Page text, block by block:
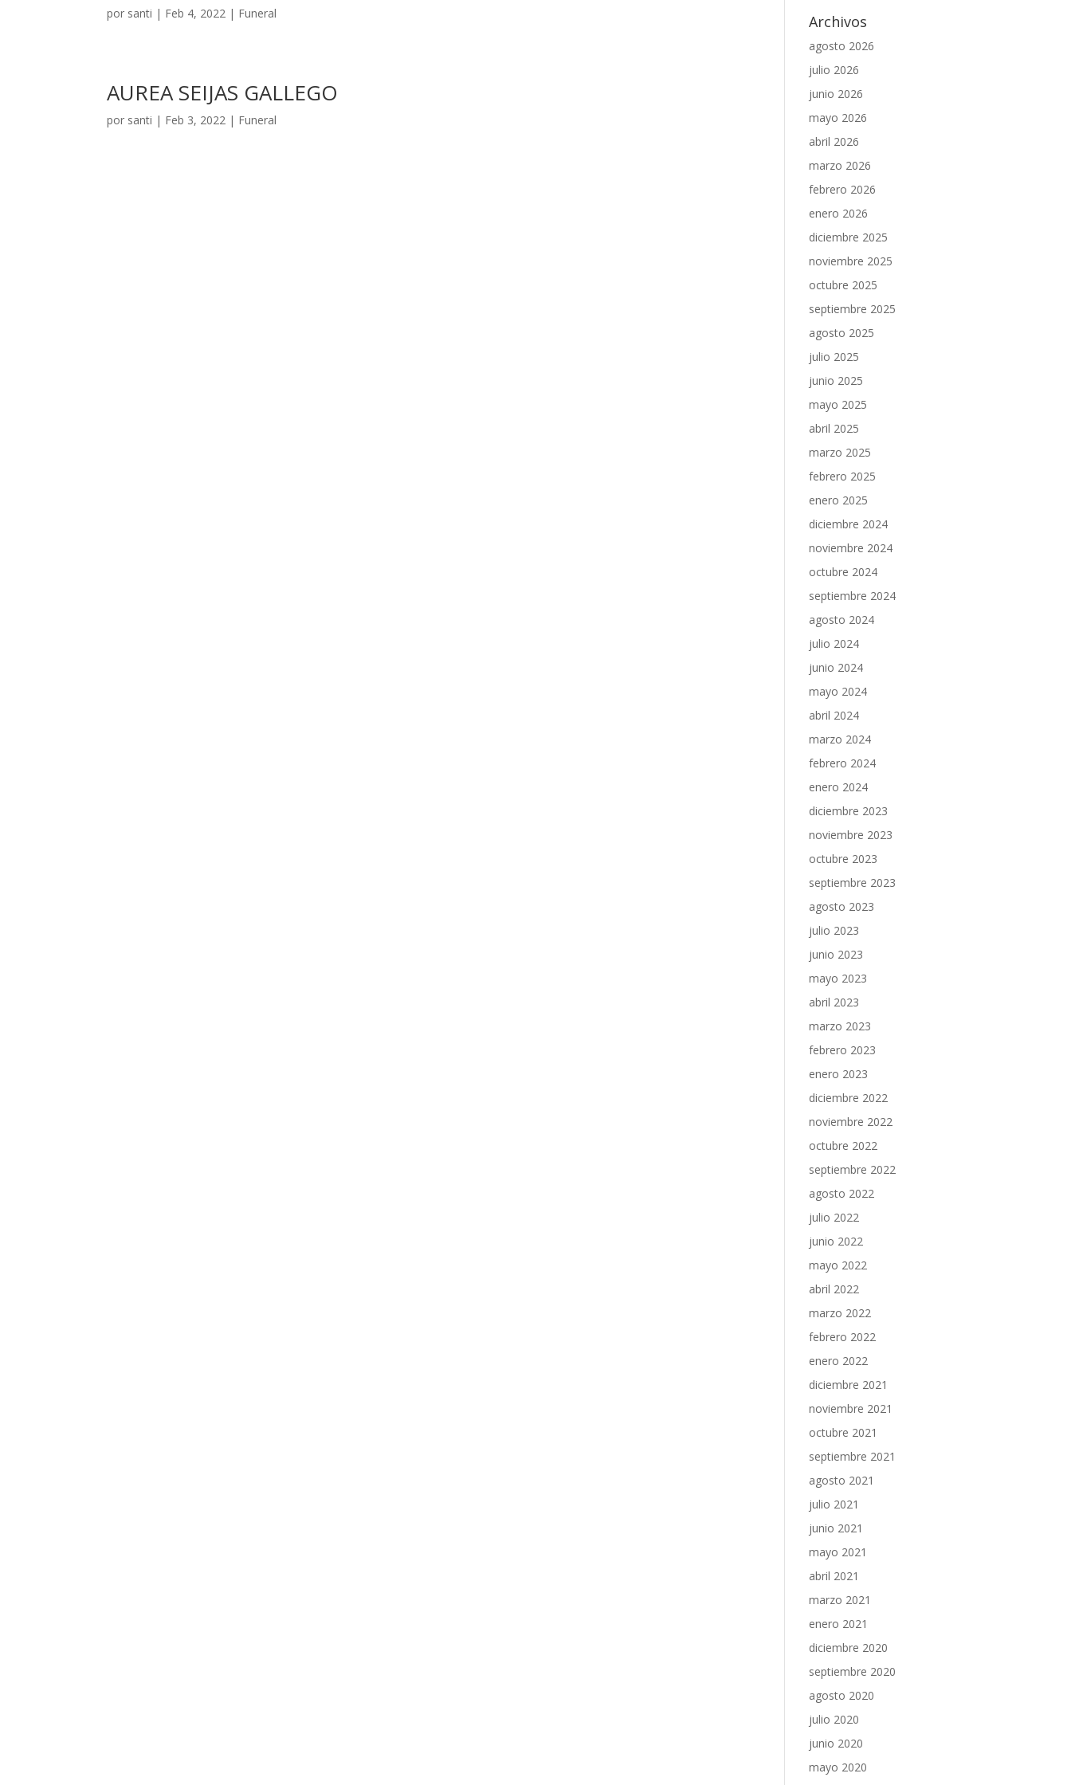
por santi | Feb 4, 2022 | Funeral
AUREA SEIJAS GALLEGO
por santi | Feb 3, 2022 | Funeral
Archivos
agosto 2026
julio 2026
junio 2026
mayo 2026
abril 2026
marzo 2026
febrero 2026
enero 2026
diciembre 2025
noviembre 2025
octubre 2025
septiembre 2025
agosto 2025
julio 2025
junio 2025
mayo 2025
abril 2025
marzo 2025
febrero 2025
enero 2025
diciembre 2024
noviembre 2024
octubre 2024
septiembre 2024
agosto 2024
julio 2024
junio 2024
mayo 2024
abril 2024
marzo 2024
febrero 2024
enero 2024
diciembre 2023
noviembre 2023
octubre 2023
septiembre 2023
agosto 2023
julio 2023
junio 2023
mayo 2023
abril 2023
marzo 2023
febrero 2023
enero 2023
diciembre 2022
noviembre 2022
octubre 2022
septiembre 2022
agosto 2022
julio 2022
junio 2022
mayo 2022
abril 2022
marzo 2022
febrero 2022
enero 2022
diciembre 2021
noviembre 2021
octubre 2021
septiembre 2021
agosto 2021
julio 2021
junio 2021
mayo 2021
abril 2021
marzo 2021
enero 2021
diciembre 2020
septiembre 2020
agosto 2020
julio 2020
junio 2020
mayo 2020